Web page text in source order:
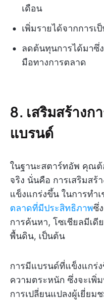
เดือน
เพิ่มรายได้จากการเ
ลดต้นทุนการได้มาซึ่
มือทางการตลาด
8. เสริมสร้างก
แบรนด์
ในฐานะสตาร์ทอัพ คุณ
จริง นั่นคือ การเสริมส
แข็งแกร่งขึ้น ในการทำ
ตลาดที่มีประสิทธิภาพซึ่
การค้นหา, โซเชียลมีเ
พื้นดิน, เป็นต้น
การมีแบรนด์ที่แข็งแกร่
ความตระหนัก ซึ่งจะเพิ่
การเปลี่ยนแปลงผู้เยี่ยม